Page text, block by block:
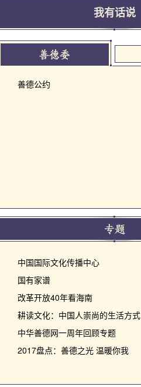
我有话说
善德公约
中国国际文化传播中心
国有家谱
改革开放40年看海南
耕读文化：中国人崇尚的生活方式
中华善德网一周年回顾专题
2017盘点：善德之光 温暖你我